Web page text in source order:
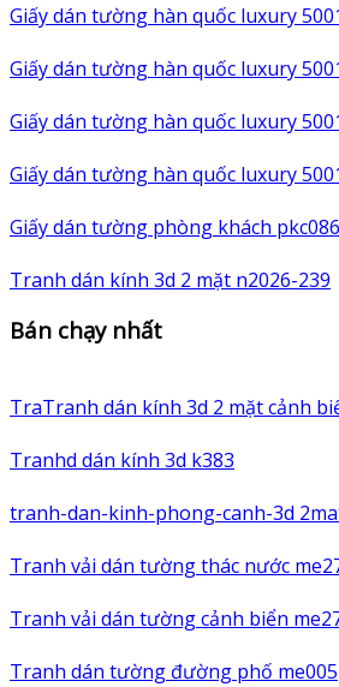
Giấy dán tường hàn quốc luxury
Giấy dán tường hàn quốc luxury
Giấy dán tường hàn quốc luxury
Giấy dán tường hàn quốc luxury
Giấy dán tường phòng khách pkc086
Tranh dán kính 3d 2 mặt n2026-239
Bán chạy nhất
TraTranh dán kính 3d 2 mặt cảnh
Tranhd dán kính 3d k383
tranh-dan-kinh-phong-canh-3d
Tranh vải dán tường thác nước
Tranh vải dán tường cảnh biển
Tranh dán tường đường phố me005